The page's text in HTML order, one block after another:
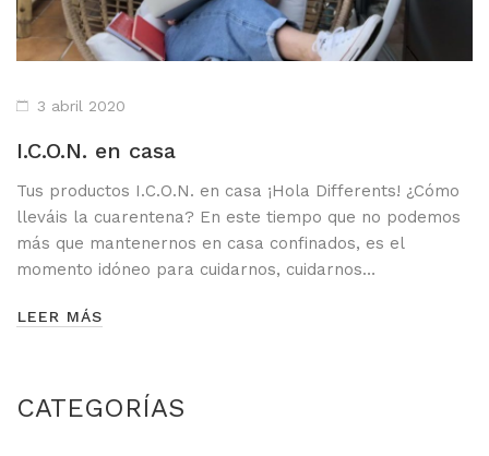
LOS MÁS VENDIDOS
TRAVEL
3 abril 2020
I.C.O.N. en casa
Tus productos I.C.O.N. en casa ¡Hola Differents! ¿Cómo
lleváis la cuarentena? En este tiempo que no podemos
más que mantenernos en casa confinados, es el
momento idóneo para cuidarnos, cuidarnos…
LEER MÁS
CATEGORÍAS